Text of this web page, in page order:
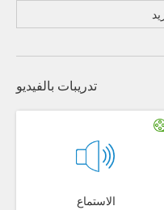
تدريبات بالفيديو
الاستماع